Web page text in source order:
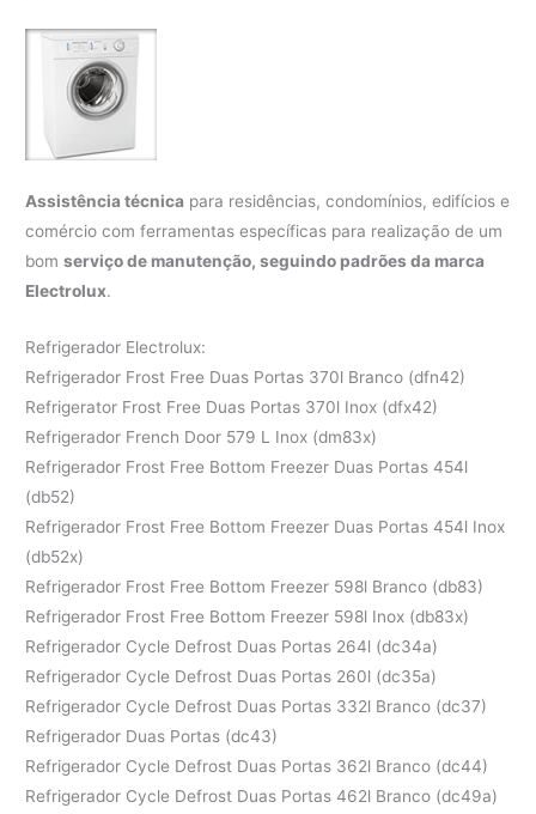
Assistência técnica para residências, condomínios, edifícios e
comércio com ferramentas específicas para realização de um
bomserviço de manutenção, seguindo padrões da marca
Electrolux.
Refrigerador Electrolux:
Refrigerador Frost Free Duas Portas 370l Branco (dfn42)
Refrigerator Frost Free Duas Portas 370l Inox (dfx42)
Refrigerador French Door 579 L Inox (dm83x)
Refrigerador Frost Free Bottom Freezer Duas Portas 454l
(db52)
Refrigerador Frost Free Bottom Freezer Duas Portas 454l Inox
(db52x)
Refrigerador Frost Free Bottom Freezer 598l Branco (db83)
Refrigerador Frost Free Bottom Freezer 598l Inox (db83x)
Refrigerador Cycle Defrost Duas Portas 264l (dc34a)
Refrigerador Cycle Defrost Duas Portas 260l (dc35a)
Refrigerador Cycle Defrost Duas Portas 332l Branco (dc37)
Refrigerador Duas Portas (dc43)
Refrigerador Cycle Defrost Duas Portas 362l Branco (dc44)
Refrigerador Cycle Defrost Duas Portas 462l Branco (dc49a)